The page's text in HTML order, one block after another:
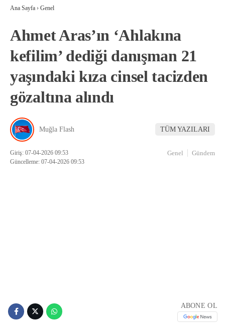
Ana Sayfa › Genel
Ahmet Aras’ın ‘Ahlakına
kefilim’ dediği danışman 21
yaşındaki kıza cinsel tacizden
gözaltına alındı
Muğla Flash TÜM YAZILARI
Giriş: 07-04-2026 09:53
Güncelleme: 07-04-2026 09:53
Genel Gündem
ABONE OL